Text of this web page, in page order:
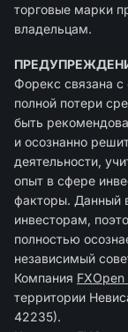
торговые марки
владельцам.
Форекс связана
полной потери
быть
и осознанно
деятельности,
опыт в сфере
факторы. Данный
инвесторам,
полностью
независимый
Компания
территории
42235).